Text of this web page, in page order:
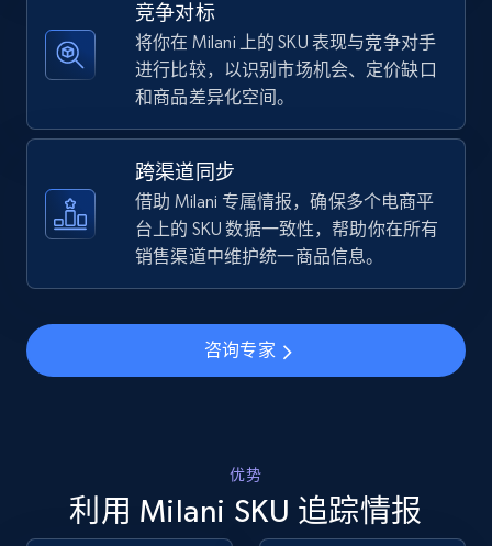
URL, Title, Available, Description, Currency, Initial
price, Final price, Discount percent, and more.
TikTok Shop - discover records by shop url
URL, Title, Available, Description, Currency, Initial
668+
Seller id, URL, Seller name, Description, Detailed
info, Stars, Feedbacks, Return policy, and more.
竞争对标
将你在 Milani 上的 SKU 表现与竞争对手
进行比较，以识别市场机会、定价缺口
和商品差异化空间。
跨渠道同步
借助 Milani 专属情报，确保多个电商平
台上的 SKU 数据一致性，帮助你在所有
销售渠道中维护统一商品信息。
咨询专家
优势
利用 Milani SKU 追踪情报